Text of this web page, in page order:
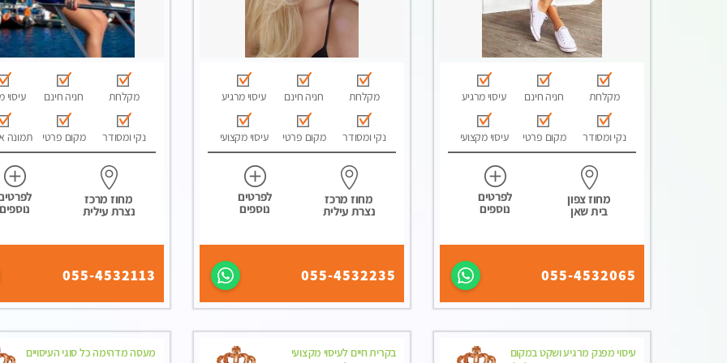
מקלחת חניה חינם עיסוי מרגיע
נקי ומסודר מקום פרטי עיסוי מקצועי
מחוז צפון
בית שאן
לפרטים
נוספים
055-4532065
מקלחת חניה חינם עיסוי מרגיע
נקי ומסודר מקום פרטי עיסוי מקצועי
מחוז מרכז
נצרת עילית
לפרטים
נוספים
055-4532235
מקלחת חניה חינם עיסוי
נקי ומסודר מקום פרטי תמונה
מחוז מרכז
נצרת עילית
055-4532113
עיסוי מפנק מרגיע ושקט במקום
בקרית חיים לעיסוי מקצועי
מעסה מדהימה כל סוגי העיסויים